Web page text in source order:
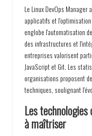
Le Linux DevOps
applicatifs et
englobe l'automatisation
des infrastructures et
entreprises valorisent
JavaScript et Git. Les
organisations proposent
techniques, soulignant
Les
à maîtriser